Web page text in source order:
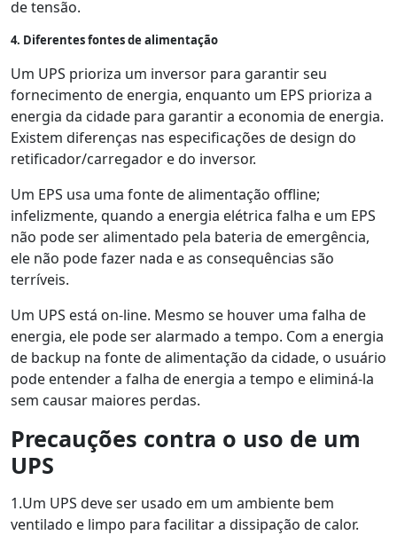
de tensão.
4. Diferentes fontes de alimentação
Um UPS prioriza um inversor para garantir seu
fornecimento de energia, enquanto um EPS prioriza a
energia da cidade para garantir a economia de energia.
Existem diferenças nas especificações de design do
retificador/carregador e do inversor.
Um EPS usa uma fonte de alimentação offline;
infelizmente, quando a energia elétrica falha e um EPS
não pode ser alimentado pela bateria de emergência,
ele não pode fazer nada e as consequências são
terríveis.
Um UPS está on-line. Mesmo se houver uma falha de
energia, ele pode ser alarmado a tempo. Com a energia
de backup na fonte de alimentação da cidade, o usuário
pode entender a falha de energia a tempo e eliminá-la
sem causar maiores perdas.
Precauções contra o uso de um
UPS
1.Um UPS deve ser usado em um ambiente bem
ventilado e limpo para facilitar a dissipação de calor.